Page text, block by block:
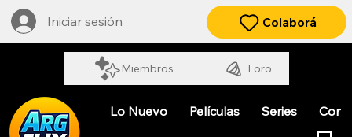
Iniciar sesión
Miembros Foro
Colaborá
Lo Nuevo Películas Series